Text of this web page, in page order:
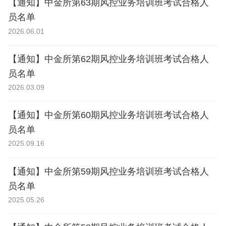
【通知】中金所第63期风控业务培训班考试合格人
员名单
2026.06.01
【通知】中金所第62期风控业务培训班考试合格人
员名单
2026.03.09
【通知】中金所第60期风控业务培训班考试合格人
员名单
2025.09.16
【通知】中金所第59期风控业务培训班考试合格人
员名单
2025.05.26